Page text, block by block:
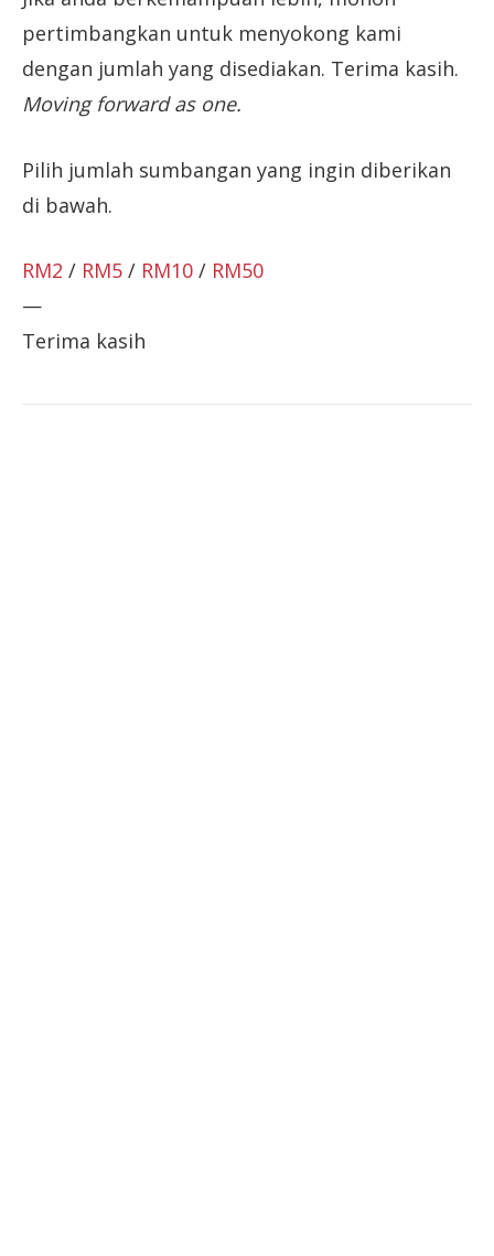
pertimbangkan untuk menyokong kami
dengan jumlah yang disediakan. Terima kasih.
Moving forward as one.
Pilih jumlah sumbangan yang ingin diberikan
di bawah.
RM2 / RM5 / RM10 / RM50
—
Terima kasih